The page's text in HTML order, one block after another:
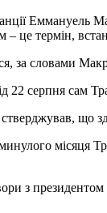
Еммануель
– це термін,
за словами
22 серпня сам
що
минулого місяця
з